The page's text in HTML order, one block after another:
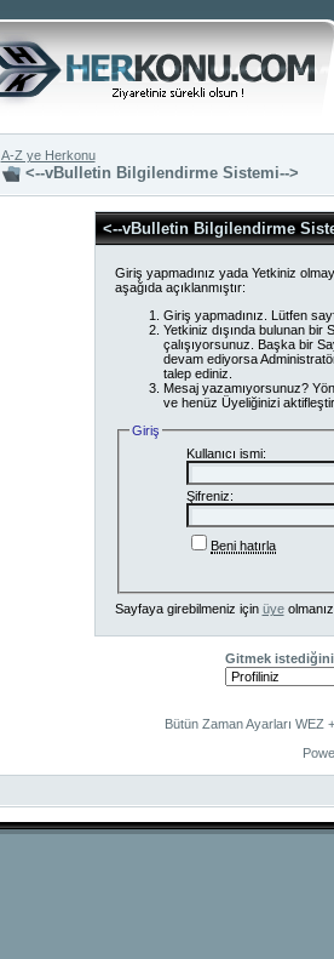
A-Z ye Herkonu
<--vBulletin Bilgilendirme Sistemi-->
<--vBulletin Bilgilendirme
Giriş yapmadınız yada Yetkiniz
aşağıda açıklanmıştır:
Giriş yapmadınız. Lütfen
Yetkiniz dışında bulunan
çalışıyorsunuz. Başka bir
devam ediyorsa
talep ediniz.
Mesaj yazamıyorsunuz?
ve henüz Üyeliğinizi
Giriş
Kullanıcı ismi:
Şifreniz:
Beni hatırla
Sayfaya girebilmeniz için üye
Gitmek
Bütün Zaman Ayarları WEZ